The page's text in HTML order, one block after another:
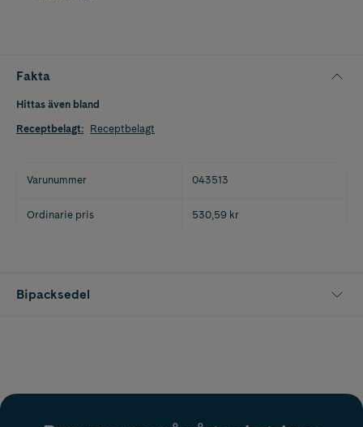
Fakta
Hittas även bland
Receptbelagt: Receptbelagt
Varunummer 043513
Ordinarie pris 530,59 kr
Bipacksedel